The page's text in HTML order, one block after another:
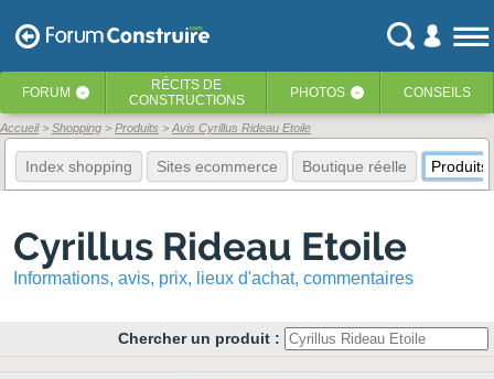
FORUM ‹ RÉCITS DE
CONSTRUCTIONS
PHOTOS ‹ CONSEILS
Accueil Shopping Produits Avis Cyrillus Rideau Etoile
Index shopping Sites ecommerce Boutique réelle Produits
Cyrillus Rideau Etoile
Informations, avis, prix, lieux d'achat, commentaires
Chercher un produit :